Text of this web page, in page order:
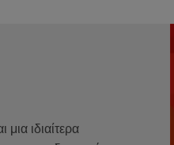
μια ιδιαίτερα